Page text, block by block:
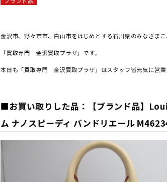
金沢市、野々市市、白山市をはじめとする石川県のみなさま
「買取専門 金沢買取プラザ」です。
本日も「買取専門 金沢買取プラザ」はスタッフ皆元気に営
■お買い取りした品：【ブランド品】
ム ナノスピーディ バンドリエール